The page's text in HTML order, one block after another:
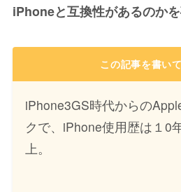
iPhoneと互換性があるのか
この記事を書い
iPhone3GS時代からの
クで、iPhone使用歴は１0
上。